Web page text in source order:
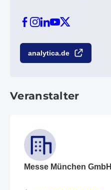
analytica.de
Veranstalter
Messe München GmbH